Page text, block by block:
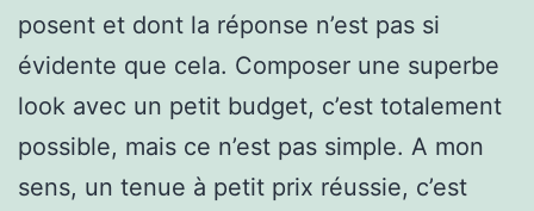
posent et dont la réponse n’est pas si
évidente que cela. Composer une superbe
look avec un petit budget, c’est totalement
possible, mais ce n’est pas simple. A mon
sens, un tenue à petit prix réussie, c’est